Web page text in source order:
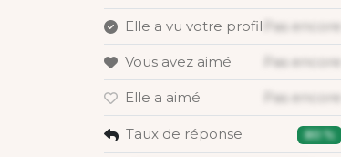
Elle a vu votre profil Pas encore
Vous avez aimé Pas encore
Elle a aimé Pas encore
Taux de réponse 80 %